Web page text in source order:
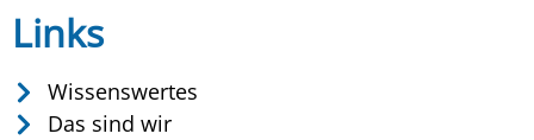
Links
Wissenswertes
Das sind wir